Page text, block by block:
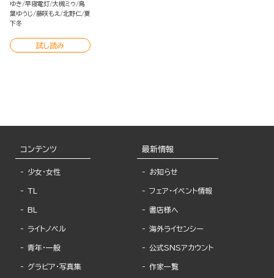
ゆき 早寝電灯 大槻ミゥ
鳥
葉ゆうじ 藤咲もえ 北野仁 夏
下冬
試し読み
コンテンツ
少女・女性
TL
BL
ライトノベル
青年・一般
グラビア・写真集
最新情報
お知らせ
フェア・イベント情報
書店様へ
海外ライセンシー
公式SNSアカウント
作家一覧